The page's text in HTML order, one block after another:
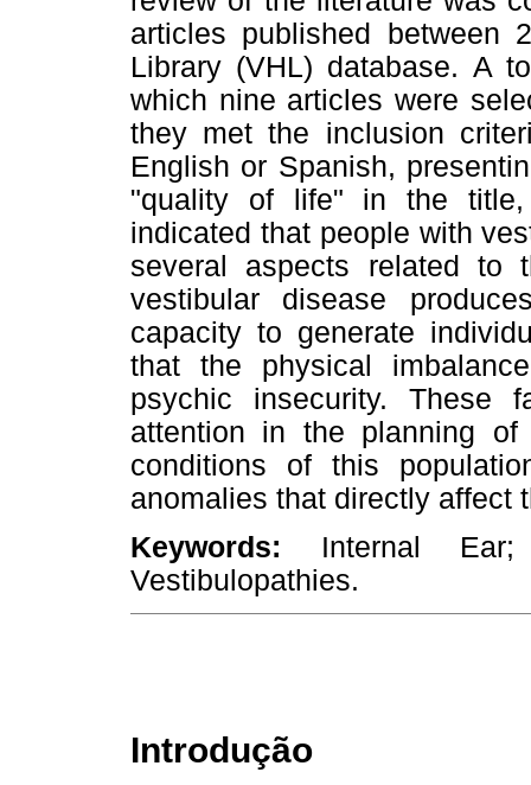
articles published between
Library (VHL) database. A
which nine articles were
they met the inclusion
English or Spanish,
"quality of life" in the title,
indicated that people with
several aspects related
vestibular disease
capacity to generate
that the physical
psychic insecurity. These
attention in the planning
conditions of this
anomalies that directly affect
Keywords: Internal Ear;
Vestibulopathies.
Introdução